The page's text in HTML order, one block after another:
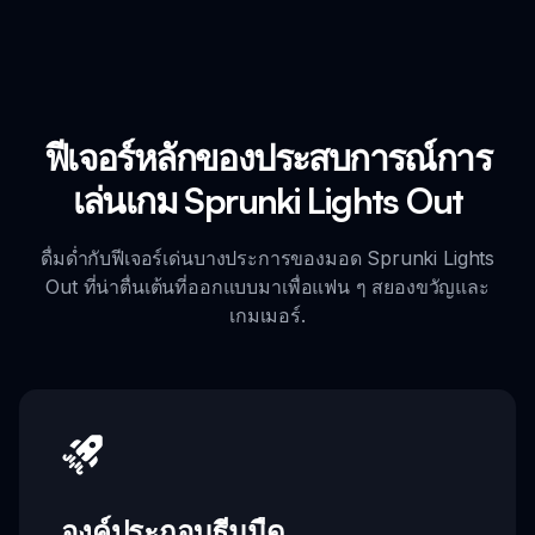
ฟีเจอร์หลักของประสบการณ์การ
เล่นเกม Sprunki Lights Out
ดื่มด่ำกับฟีเจอร์เด่นบางประการของมอด Sprunki Lights
Out ที่น่าตื่นเต้นที่ออกแบบมาเพื่อแฟน ๆ สยองขวัญและ
เกมเมอร์.